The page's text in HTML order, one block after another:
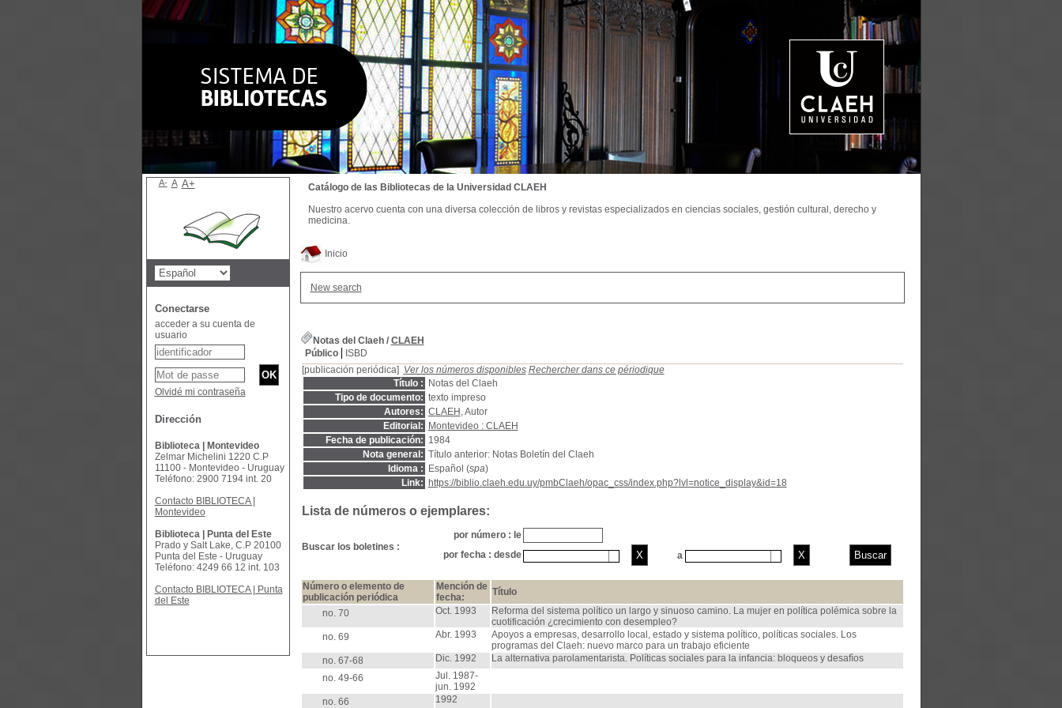
Inicio
New search
Notas del Claeh/ CLAEH
Público
ISBD
[publicación periódica] Ver los números disponibles Rechercher dans ce périodique
Título :
Notas del Claeh
Tipo de documento: texto impreso
Autores: CLAEH , Autor
Editorial:
Montevideo : CLAEH
Fecha de publicación: 1984
Nota general: Título anterior: Notas Boletín del Claeh
Idioma :
Español (spa)
Link:
https://biblio.claeh.edu.uy/pmbClaeh/opac_css/index.php?lvl=notice_display&id=18
Lista de números o ejemplares:
Buscar los boletines :
por número : le
por fecha : desde
a
Número o elemento de
publicación periódica
Mención de
fecha:
Título
no. 70
Oct. 1993
Reforma del sistema político un largo y sinuoso camino. La mujer en política polémica sobre la
cuotificación ¿crecimiento con desempleo?
no. 69
Abr. 1993
Apoyos a empresas, desarrollo local, estado y sistema político, políticas sociales. Los
programas del Claeh: nuevo marco para un trabajo eficiente
no. 67-68
Dic. 1992
La alternativa parolamentarista. Políticas sociales para la infancia: bloqueos y desafìos
no. 49-66
Jul. 1987-
jun. 1992
no. 66
1992
Catálogo de las Bibliotecas de la Universidad CLAEH
Nuestro acervo cuenta con una diversa colección de libros y revistas especializados en ciencias sociales, gestión cultural, derecho y
medicina.
A- A A+
Conectarse
acceder a su cuenta de
usuario
Olvidé mi contraseña
Dirección
Biblioteca | Montevideo
Zelmar Michelini 1220 C.P
11100 - Montevideo - Uruguay
Teléfono: 2900 7194 int. 20
Contacto BIBLIOTECA |
Montevideo
Biblioteca | Punta del Este
Prado y Salt Lake, C.P 20100
Punta del Este - Uruguay
Teléfono: 4249 66 12 int. 103
Contacto BIBLIOTECA | Punta
del Este